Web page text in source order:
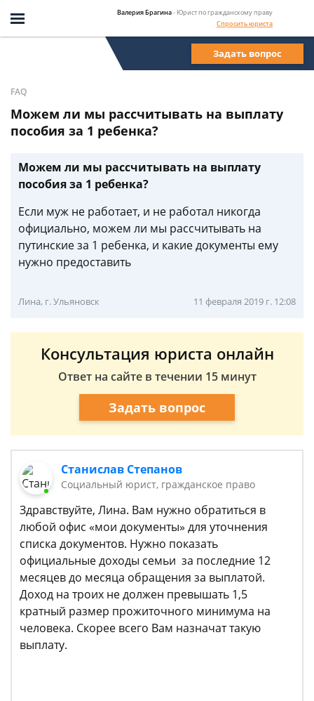
Валерия Брагина- Юрист по гражданскому праву
Спросить юриста
Задать вопрос
FAQ
Можем ли мы рассчитывать на выплату
пособия за 1 ребенка?
Можем ли мы рассчитывать на выплату
пособия за 1 ребенка?
Если муж не работает, и не работал никогда
официально, можем ли мы рассчитывать на
путинские за 1 ребенка, и какие документы ему
нужно предоставить
Лина, г. Ульяновск 11 февраля 2019 г. 12:08
Консультация юриста онлайн
Ответ на сайте в течении 15 минут
Задать вопрос
Станислав Степанов
Социальный юрист, гражданское право
Здравствуйте, Лина. Вам нужно обратиться в
любой офис «мои документы» для уточнения
списка документов. Нужно показать
официальные доходы семьи за последние 12
месяцев до месяца обращения за выплатой.
Доход на троих не должен превышать 1,5
кратный размер прожиточного минимума на
человека. Скорее всего Вам назначат такую
выплату.